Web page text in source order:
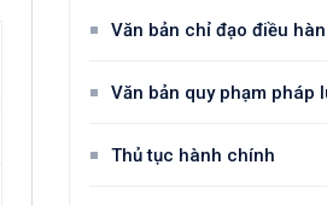
Văn bản chỉ đạo điều
Văn bản quy phạm pháp
Thủ tục hành chính